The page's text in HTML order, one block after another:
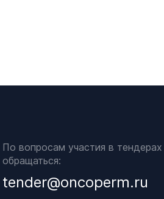
По вопросам участия в тендерах
обращаться:
tender@oncoperm.ru